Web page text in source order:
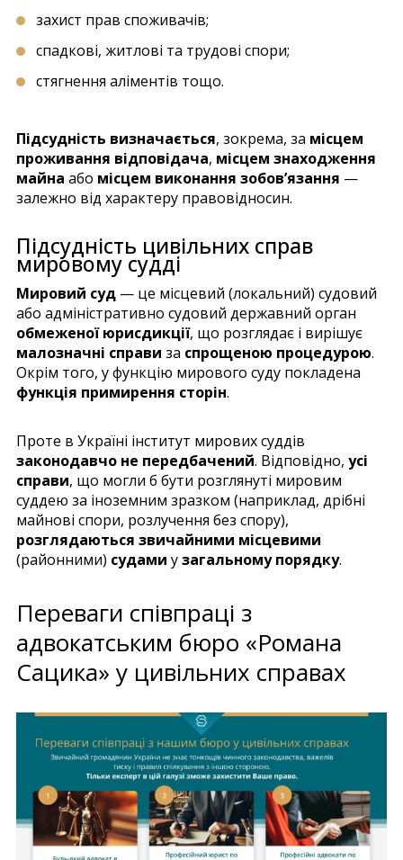
захист прав споживачів;
спадкові, житлові та трудові спори;
стягнення аліментів тощо.
Підсудність визначається, зокрема, за місцем
проживання відповідача, місцем знаходження
майна або місцем виконання зобов’язання —
залежно від характеру правовідносин.
Підсудність цивільних справ
мировому судді
Мировий суд — це місцевий (локальний) судовий
або адміністративно судовий державний орган
обмеженої юрисдикції, що розглядає і вирішує
малозначні справи за спрощеною процедурою.
Окрім того, у функцію мирового суду покладена
функція примирення сторін.
Проте в Україні інститут мирових суддів
законодавчо не передбачений. Відповідно, усі
справи, що могли б бути розглянуті мировим
суддею за іноземним зразком (наприклад, дрібні
майнові спори, розлучення без спору),
розглядаються звичайними місцевими
(районними) судами узагальному порядку.
Переваги співпраці з
адвокатським бюро «Романа
Сацика» у цивільних справах